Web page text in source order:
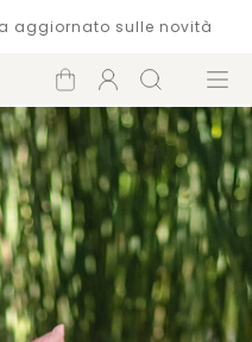
aggiornato sulle novità
Carrello
Account
Cerca Menù